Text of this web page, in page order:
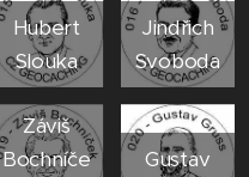
Hubert
Slouka
Jindřich
Svoboda
Záviš
Bochníče
Gustav